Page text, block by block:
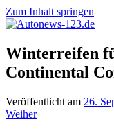
Zum Inhalt springen
Autonews-
123.de
Autonews
mit
Charme
Winterreifen
Continental
Veröffentlicht am 26.
Weiher